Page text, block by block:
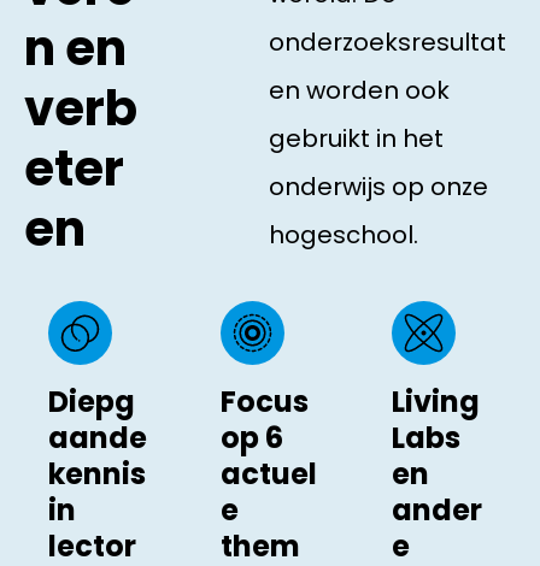
n en
verb
eter
en
onderzoeksresultat
en worden ook
gebruikt in het
onderwijs op onze
hogeschool.
Diepg
aande
kennis
in
lector
Focus
op 6
actuel
e
them
Living
Labs
en
ander
e